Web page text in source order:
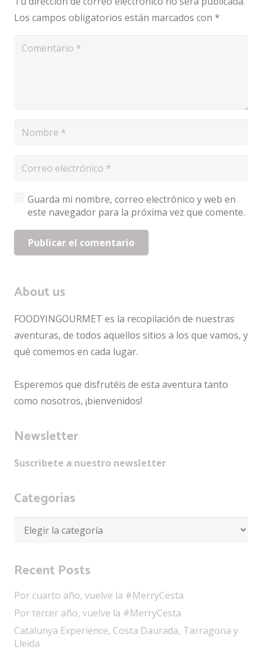
Los campos obligatorios están marcados con *
Guarda mi nombre, correo electrónico y web en
este navegador para la próxima vez que comente.
Publicar el comentario
About us
FOODYINGOURMET es la recopilación de nuestras
aventuras, de todos aquellos sitios a los que vamos, y
qué comemos en cada lugar.
Esperemos que disfrutéis de esta aventura tanto
como nosotros, ¡bienvenidos!
Newsletter
Suscribete a nuestro newsletter
Categorías
Categorías
Recent Posts
Por cuarto año, vuelve la #MerryCesta
Por tercer año, vuelve la #MerryCesta
Catalunya Experience, Costa Daurada, Tarragona y
Lleida